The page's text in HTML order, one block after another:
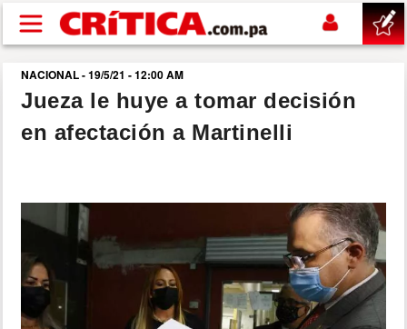
Pasar al contenido principal
buscar
SUCESOS
POLÍTICA
SHOW
NACIONAL - 19/5/21 - 12:00 AM
Jueza le huye a tomar decisión
en afectación a Martinelli